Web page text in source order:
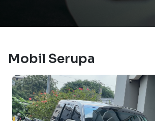
Mobil Serupa